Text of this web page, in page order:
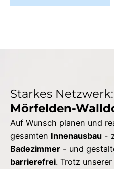
Starkes Netzwerk:
Mörfelden-
Auf Wunsch planen und
gesamten Innenausbau -
Badezimmer - und
barrierefrei. Trotz